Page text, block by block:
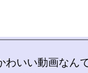
わいい動画なん